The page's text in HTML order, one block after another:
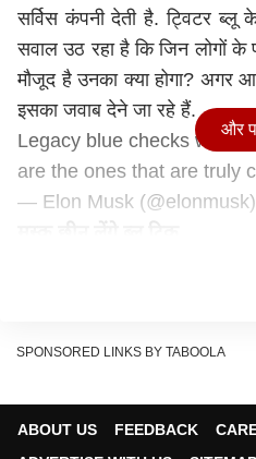
सर्विस कंपनी देती है. ट्विटर
सवाल उठ रहा है कि जिन लोगों
मौजूद है उनका क्या होगा? अगर
इसका जवाब देने जा रहे हैं.
Legacy blue checks will
are the ones that are truly
— Elon Musk (@elonmusk)
किसी भी व्यक्ति को मिल जा
और
SPONSORED LINKS BY TABOOLA
ABOUT US FEEDBACK